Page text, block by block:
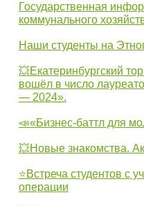
Государственная
коммунального
Наши студенты на
💥Екатеринбургский
вошёл в число
— 2024».
📣«Бизнес-баттл для
💥Новые знакомства.
⭐Встреча студентов с
операции